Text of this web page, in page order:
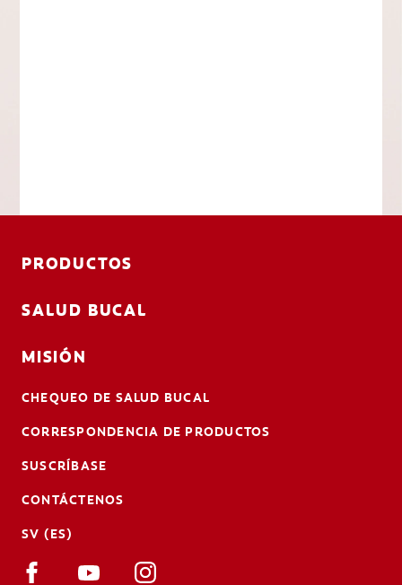
PRODUCTOS
SALUD BUCAL
MISIÓN
CHEQUEO DE SALUD BUCAL
CORRESPONDENCIA DE PRODUCTOS
SUSCRÍBASE
CONTÁCTENOS
SV (ES)